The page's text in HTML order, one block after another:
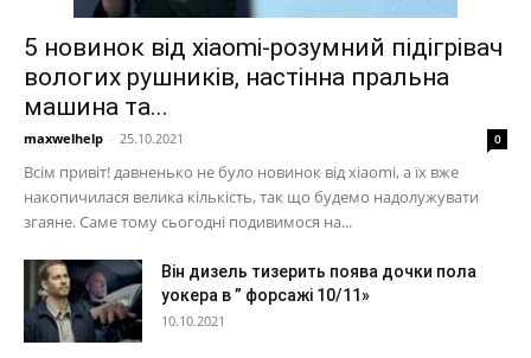
5 новинок від xiaomi-розумний підігрівач
вологих рушників, настінна пральна
машина та...
maxwelhelp - 25.10.2021 0
Всім привіт! давненько не було новинок від xiaomi, а їх вже
накопичилася велика кількість, так що будемо надолужувати
згаяне. Саме тому сьогодні подивимося на...
Він дизель тизерить поява дочки пола
уокера в ” форсажі 10/11»
10.10.2021